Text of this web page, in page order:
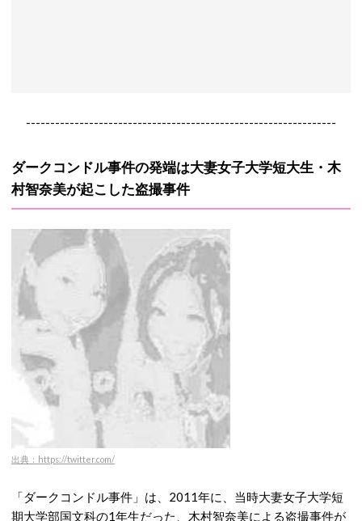
----------------------------------------------------------------
ダークコンドル事件の発端は大妻女子大学短大生・木
村智奈美が起こした盗撮事件
出典：https://twitter.com/
「ダークコンドル事件」は、2011年に、当時大妻女子大学短
期大学部国文科の1年生だった、木村智奈美による盗撮事件が